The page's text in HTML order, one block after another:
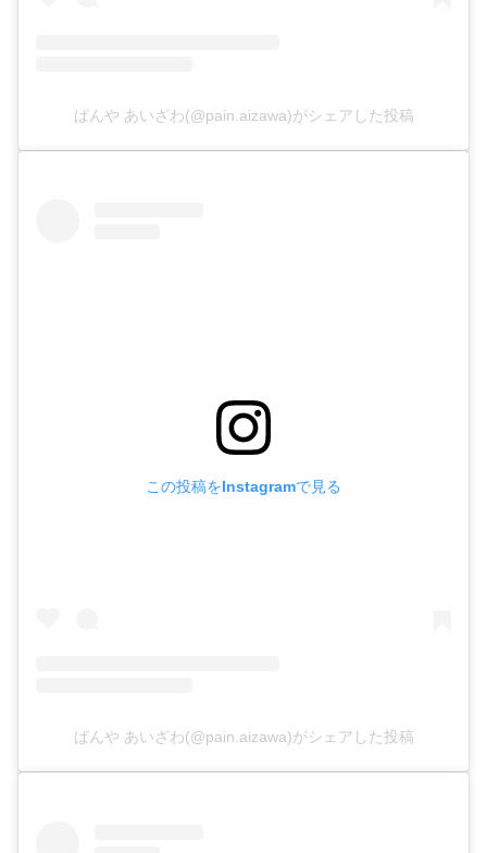
ぱんや あいざわ(@pain.aizawa)がシェアした投稿
この投稿をInstagramで見る
ぱんや あいざわ(@pain.aizawa)がシェアした投稿